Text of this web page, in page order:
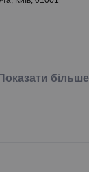
Показати більше